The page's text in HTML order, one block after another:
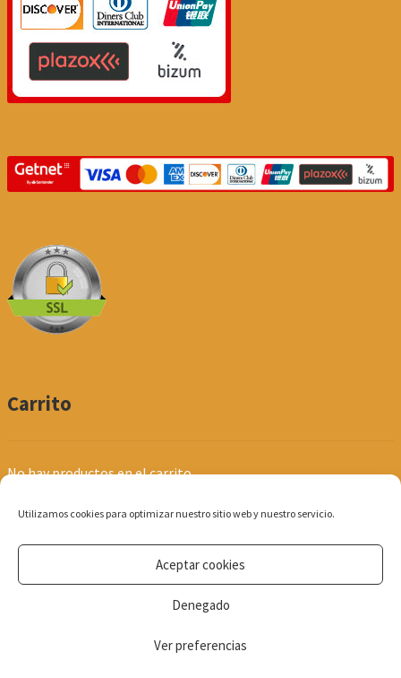
Utilizamos cookies para optimizar nuestro sitio web y nuestro servicio.
Aceptar cookies
Denegado
Ver preferencias
Carrito
No hay productos en el carrito.
© Produpel | Productos de Peluquería y Estética 2026